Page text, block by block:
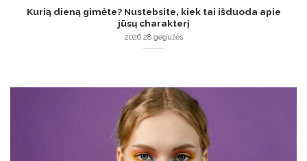
Kurią dieną gimėte? Nustebsite, kiek tai išduoda apie
jūsų charakterį
2026 28 gegužės